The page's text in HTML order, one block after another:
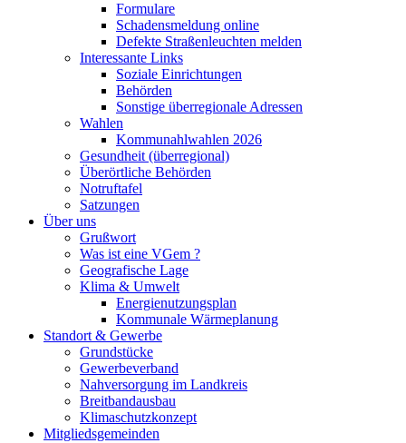
Formulare
Schadensmeldung online
Defekte Straßenleuchten melden
Interessante Links
Soziale Einrichtungen
Behörden
Sonstige überregionale Adressen
Wahlen
Kommunahlwahlen 2026
Gesundheit (überregional)
Überörtliche Behörden
Notruftafel
Satzungen
Über uns
Grußwort
Was ist eine VGem ?
Geografische Lage
Klima & Umwelt
Energienutzungsplan
Kommunale Wärmeplanung
Standort & Gewerbe
Grundstücke
Gewerbeverband
Nahversorgung im Landkreis
Breitbandausbau
Klimaschutzkonzept
Mitgliedsgemeinden